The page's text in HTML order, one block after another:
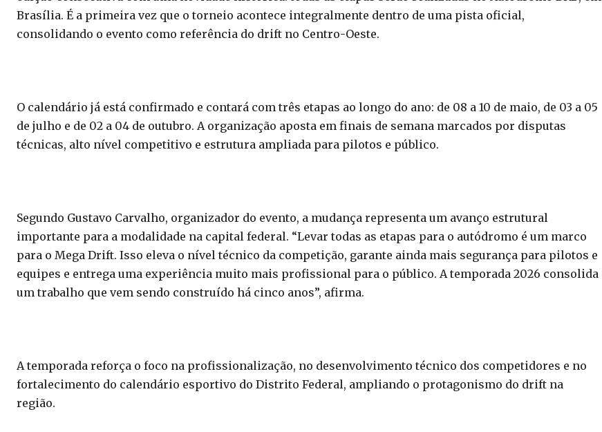
Brasília. É a primeira vez que o torneio acontece integralmente dentro de uma pista oficial,
consolidando o evento como referência do drift no Centro-Oeste.
O calendário já está confirmado e contará com três etapas ao longo do ano: de 08 a 10 de maio, de 03 a 05
de julho e de 02 a 04 de outubro. A organização aposta em finais de semana marcados por disputas
técnicas, alto nível competitivo e estrutura ampliada para pilotos e público.
Segundo Gustavo Carvalho, organizador do evento, a mudança representa um avanço estrutural
importante para a modalidade na capital federal. “Levar todas as etapas para o autódromo é um marco
para o Mega Drift. Isso eleva o nível técnico da competição, garante ainda mais segurança para pilotos e
equipes e entrega uma experiência muito mais profissional para o público. A temporada 2026 consolida
um trabalho que vem sendo construído há cinco anos”, afirma.
A temporada reforça o foco na profissionalização, no desenvolvimento técnico dos competidores e no
fortalecimento do calendário esportivo do Distrito Federal, ampliando o protagonismo do drift na
região.